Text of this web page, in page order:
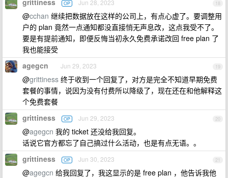
18
grittiness OP Jun 28, 2023
@cchan 继续把数据放在这样的公司上，有点心虚了。要调整用
户的 plan 竟然一点通知都没直接悄无声息改，这点我受不了。
要是有提前通知，即便反悔当初永久免费承诺改回 free plan 了
我也能接受
19
agegcn Jun 29, 2023
@grittiness 终于收到一个回复了，对方是完全不知道早期免费
套餐的事情，说因为没有付费所以降级了，现在还在和他解释这
个免费套餐
20
grittiness OP Jun 29, 2023
@agegcn 我的 ticket 还没给我回复。
话说它官方都忘了自己搞过什么活动，也是有点无语。。
21
grittiness OP Jun 30, 2023
@agegcn 给我回复了，我这显示的是 free plan ，他告诉我他